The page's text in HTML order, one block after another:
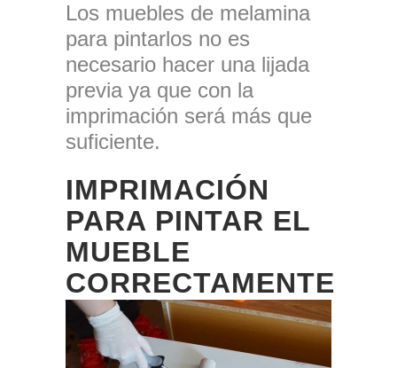
Los muebles de melamina
para pintarlos no es
necesario hacer una lijada
previa ya que con la
imprimación será más que
suficiente.
IMPRIMACIÓN
PARA PINTAR EL
MUEBLE
CORRECTAMENTE